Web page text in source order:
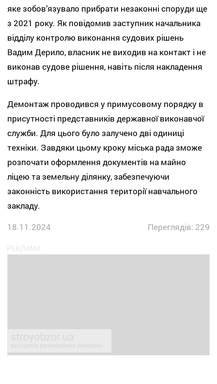
яке зобов’язувало прибрати незаконні споруди ще
з 2021 року. Як повідомив заступник начальника
відділу контролю виконання судових рішень
Вадим Дерило, власник не виходив на контакт і не
виконав судове рішення, навіть після накладення
штрафу.
Демонтаж проводився у примусовому порядку в
присутності представників державної виконавчої
служби. Для цього було залучено дві одиниці
техніки. Завдяки цьому кроку міська рада зможе
розпочати оформлення документів на майно
ліцею та земельну ділянку, забезпечуючи
законність використання території навчального
закладу.
18.11.2024
Переглядів: 229